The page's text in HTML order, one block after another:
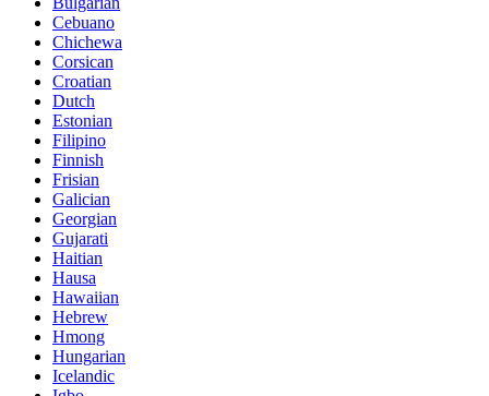
Cebuano
Chichewa
Corsican
Croatian
Dutch
Estonian
Filipino
Finnish
Frisian
Galician
Georgian
Gujarati
Haitian
Hausa
Hawaiian
Hebrew
Hmong
Hungarian
Icelandic